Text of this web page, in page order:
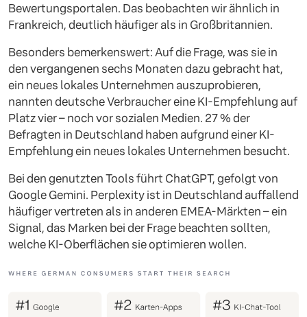
Bewertungsportalen. Das beobachten wir ähnlich in
Frankreich, deutlich häufiger als in Großbritannien.
Besonders bemerkenswert: Auf die Frage, was sie in
den vergangenen sechs Monaten dazu gebracht hat,
ein neues lokales Unternehmen auszuprobieren,
nannten deutsche Verbraucher eine KI-Empfehlung auf
Platz vier – noch vor sozialen Medien. 27 % der
Befragten in Deutschland haben aufgrund einer KI-
Empfehlung ein neues lokales Unternehmen besucht.
Bei den genutzten Tools führt ChatGPT, gefolgt von
Google Gemini. Perplexity ist in Deutschland auffallend
häufiger vertreten als in anderen EMEA-Märkten – ein
Signal, das Marken bei der Frage beachten sollten,
welche KI-Oberflächen sie optimieren wollen.